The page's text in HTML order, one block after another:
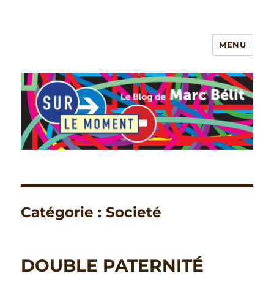
MENU
Catégorie :Societé
DOUBLE PATERNITÉ